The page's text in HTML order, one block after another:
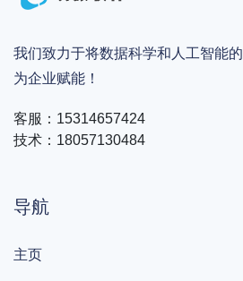
我们致力于将数据科学和人工智能
为企业赋能！
客服：15314657424
技术：18057130484
导航
主页